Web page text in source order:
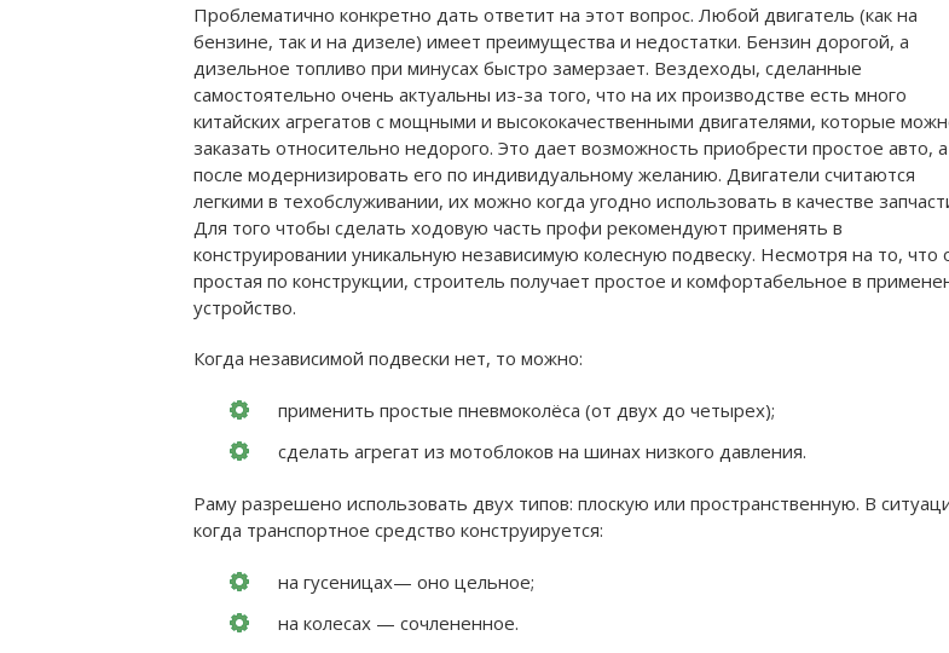
Проблематично конкретно дать ответит на этот вопрос. Любой двигатель (как на
бензине, так и на дизеле) имеет преимущества и недостатки. Бензин дорогой, а
дизельное топливо при минусах быстро замерзает. Вездеходы, сделанные
самостоятельно очень актуальны из-за того, что на их производстве есть много
китайских агрегатов с мощными и высококачественными двигателями, которые
заказать относительно недорого. Это дает возможность приобрести простое авто, а
после модернизировать его по индивидуальному желанию. Двигатели считаются
легкими в техобслуживании, их можно когда угодно использовать в качестве
Для того чтобы сделать ходовую часть профи рекомендуют применять в
конструировании уникальную независимую колесную подвеску. Несмотря на то, что
простая по конструкции, строитель получает простое и комфортабельное в
устройство.
Когда независимой подвески нет, то можно:
применить простые пневмоколёса (от двух до четырех);
сделать агрегат из мотоблоков на шинах низкого давления.
Раму разрешено использовать двух типов: плоскую или пространственную. В
когда транспортное средство конструируется:
на гусеницах— оно цельное;
на колесах — сочлененное.